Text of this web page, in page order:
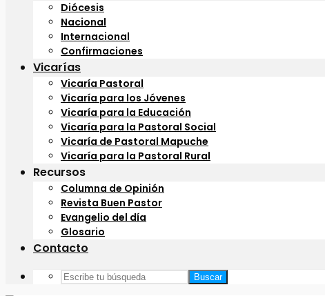
Diócesis
Nacional
Internacional
Confirmaciones
Vicarías
Vicaría Pastoral
Vicaría para los Jóvenes
Vicaría para la Educación
Vicaría para la Pastoral Social
Vicaría de Pastoral Mapuche
Vicaría para la Pastoral Rural
Recursos
Columna de Opinión
Revista Buen Pastor
Evangelio del día
Glosario
Contacto
Buscar